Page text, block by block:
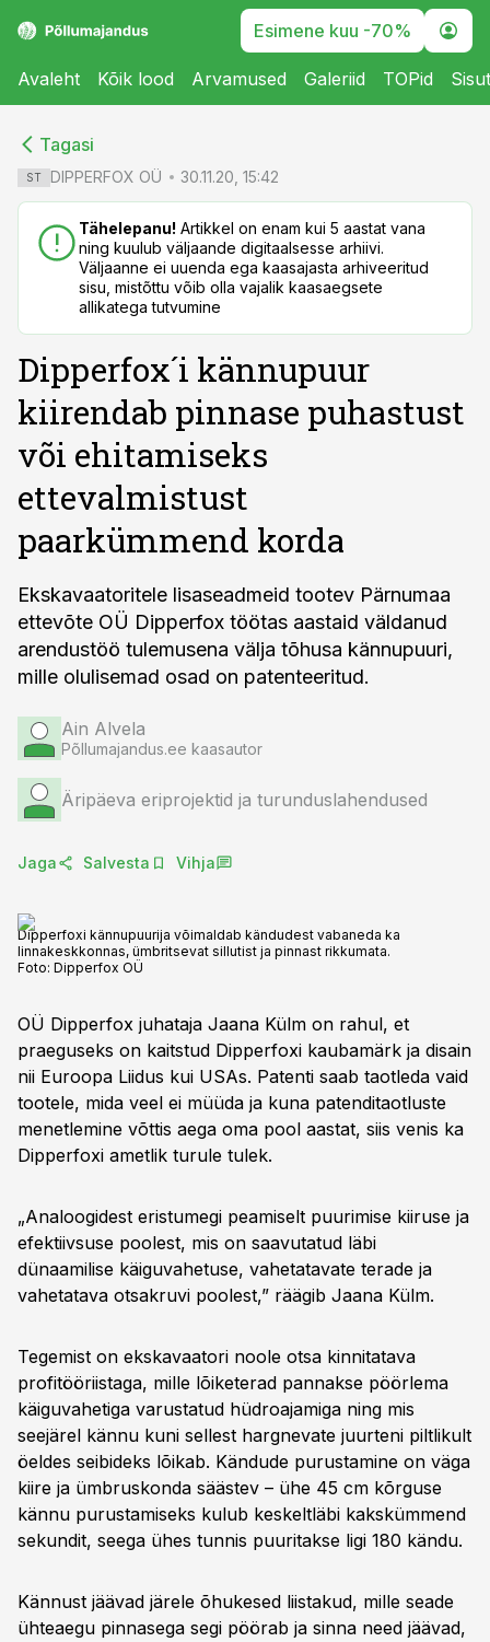
Esimene kuu -70%
Avaleht Kõik lood Arvamused Galeriid TOPid
Tagasi
ST DIPPERFOX OÜ 30.11.20, 15:42
Tähelepanu! Artikkel on enam kui 5 aastat vana
ning kuulub väljaande digitaalsesse arhiivi.
Väljaanne ei uuenda ega kaasajasta arhiveeritud
sisu, mistõttu võib olla vajalik kaasaegsete
allikatega tutvumine
Dipperfox´i kännupuur
kiirendab pinnase puhastust
või ehitamiseks
ettevalmistust
paarkümmend korda
Ekskavaatoritele lisaseadmeid tootev Pärnumaa
ettevõte OÜ Dipperfox töötas aastaid väldanud
arendustöö tulemusena välja tõhusa kännupuuri,
mille olulisemad osad on patenteeritud.
Ain Alvela
Põllumajandus.ee kaasautor
Äripäeva eriprojektid ja turunduslahendused
Jaga Salvesta Vihja
Dipperfoxi kännupuurija võimaldab kändudest vabaneda ka
linnakeskkonnas, ümbritsevat sillutist ja pinnast rikkumata.
Foto: Dipperfox OÜ
OÜ Dipperfox juhataja Jaana Külm on rahul, et
praeguseks on kaitstud Dipperfoxi kaubamärk ja disain
nii Euroopa Liidus kui USAs. Patenti saab taotleda vaid
tootele, mida veel ei müüda ja kuna patenditaotluste
menetlemine võttis aega oma pool aastat, siis venis ka
Dipperfoxi ametlik turule tulek.
„Analoogidest eristumegi peamiselt puurimise kiiruse ja
efektiivsuse poolest, mis on saavutatud läbi
dünaamilise käiguvahetuse, vahetatavate terade ja
vahetatava otsakruvi poolest,” räägib Jaana Külm.
Tegemist on ekskavaatori noole otsa kinnitatava
profitööriistaga, mille lõiketerad pannakse pöörlema
käiguvahetiga varustatud hüdroajamiga ning mis
seejärel kännu kuni sellest hargnevate juurteni piltlikult
öeldes seibideks lõikab. Kändude purustamine on väga
kiire ja ümbruskonda säästev – ühe 45 cm kõrguse
kännu purustamiseks kulub keskeltläbi kakskümmend
sekundit, seega ühes tunnis puuritakse ligi 180 kändu.
Kännust jäävad järele õhukesed liistakud, mille seade
ühteaegu pinnasega segi pöörab ja sinna need jäävad,